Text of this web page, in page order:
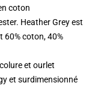
coton
Heather Grey est
60% coton, 40%
et ourlet
et surdimensionné